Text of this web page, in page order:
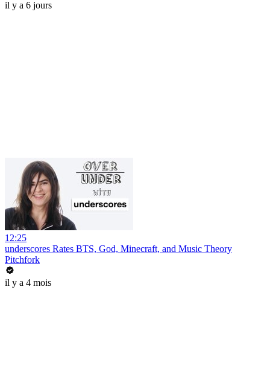
il y a 6 jours
12:25
underscores Rates BTS, God, Minecraft, and Music Theory
Pitchfork
il y a 4 mois